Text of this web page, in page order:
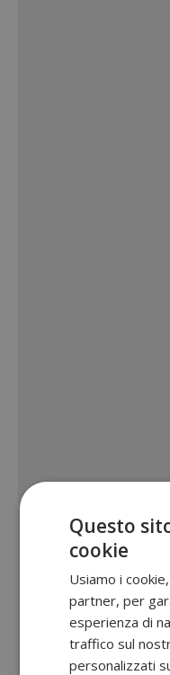
Questo
cookie
Usiamo i
partner, per
esperienza di
traffico sul
personalizzati